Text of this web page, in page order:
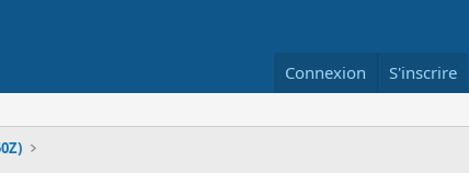
Connexion S'inscrire